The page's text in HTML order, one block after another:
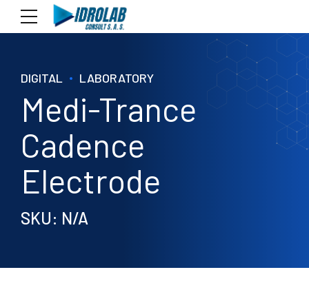
DIGITAL LABORATORY
Medi-Trance
Cadence
Electrode
SKU: N/A